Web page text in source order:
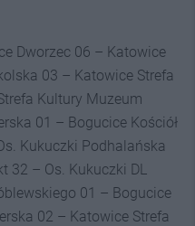
Dworzec 06 – Katowice
03 – Katowice Strefa
Kultury Muzeum
01 – Bogucice Kościół
Kukuczki Podhalańska
32 – Os. Kukuczki DL
01 – Bogucice
02 – Katowice Strefa